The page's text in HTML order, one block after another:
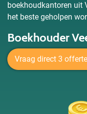
boekhoudkantoren uit
het beste geholpen
Boekhouder
Vraag direct 3